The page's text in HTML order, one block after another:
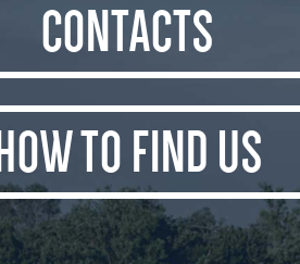
CONTACTS
HOW TO FIND US